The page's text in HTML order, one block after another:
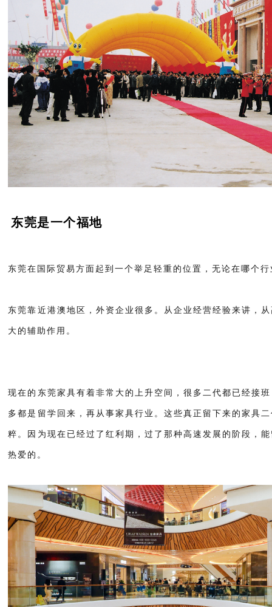
东莞是一个福地
东莞在国际贸易方面起到一个举足轻重的位置，无论在哪个
东莞靠近港澳地区，外资企业很多。从企业经营经验来讲，
大的辅助作用。
现在的东莞家具有着非常大的上升空间，很多二代都已经接
多都是留学回来，再从事家具行业。这些真正留下来的家具
粹。因为现在已经过了红利期，过了那种高速发展的阶段，
热爱的。